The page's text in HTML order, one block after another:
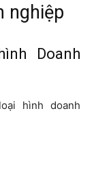
nghiệp
Doanh
hình doanh